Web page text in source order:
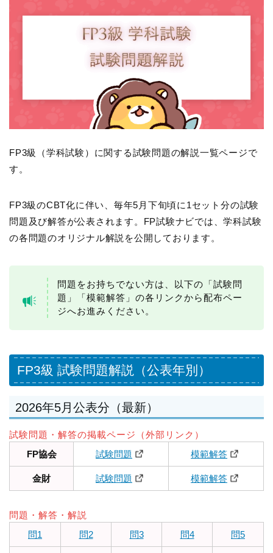
FP3級（学科試験）に関する試験問題の解説一覧ページで
す。
FP3級のCBT化に伴い、毎年5月下旬頃に1セット分の試験
問題及び解答が公表されます。FP試験ナビでは、学科試験
の各問題のオリジナル解説を公開しております。
問題をお持ちでない方は、以下の「試験問
題」「模範解答」の各リンクから配布ペー
ジへお進みください。
FP3級 試験問題解説（公表年別）
2026年5月公表分（最新）
試験問題・解答の掲載ページ（外部リンク）
FP協会
試験問題 模範解答
金財 試験問題 模範解答
問題・解答・解説
問1
問2 問3 問4 問5